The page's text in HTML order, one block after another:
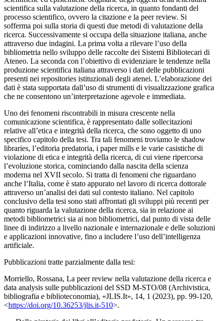
scientifica sulla valutazione della ricerca, in quanto fondanti del
processo scientifico, ovvero la citazione e la peer review. Si
sofferma poi sulla storia di questi due metodi di valutazione della
ricerca. Successivamente si occupa della situazione italiana, anche
attraverso due indagini. La prima volta a rilevare l’uso della
bibliometria nello sviluppo delle raccolte dei Sistemi Bibliotecari di
Ateneo. La seconda con l’obiettivo di evidenziare le tendenze nella
produzione scientifica italiana attraverso i dati delle pubblicazioni
presenti nei repositories istituzionali degli atenei. L’elaborazione dei
dati è stata supportata dall’uso di strumenti di visualizzazione grafica
che ne consentono un’interpretazione agevole e immediata.
Uno dei fenomeni riscontrabili in misura crescente nella
comunicazione scientifica, è rappresentato dalle sollecitazioni
relative all’etica e integrità della ricerca, che sono oggetto di uno
specifico capitolo della tesi. Tra tali fenomeni troviamo le shadow
libraries, l’editoria predatoria, i paper mills e le varie casistiche di
violazione di etica e integrità della ricerca, di cui viene ripercorsa
l’evoluzione storica, cominciando dalla nascita della scienza
moderna nel XVII secolo. Si tratta di fenomeni che riguardano
anche l’Italia, come è stato appurato nel lavoro di ricerca dottorale
attraverso un’analisi dei dati sul contesto italiano. Nel capitolo
conclusivo della tesi sono stati affrontati gli sviluppi più recenti per
quanto riguarda la valutazione della ricerca, sia in relazione ai
metodi bibliometrici sia ai non bibliometrici, dal punto di vista delle
linee di indirizzo a livello nazionale e internazionale e delle soluzioni
e applicazioni innovative, fino a includere l’uso dell’intelligenza
artificiale.
Pubblicazioni tratte parzialmente dalla tesi:
Morriello, Rossana, La peer review nella valutazione della ricerca e
data analysis sulle pubblicazioni del SSD M-STO/08 (Archivistica,
bibliografia e biblioteconomia), «JLIS.It», 14, 1 (2023), pp. 99-120,
<https://doi.org/10.36253/jlis.it-510>.